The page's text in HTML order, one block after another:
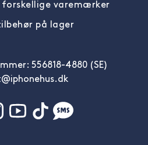
forskellige varemærker
på lager
556818-4880 (SE)